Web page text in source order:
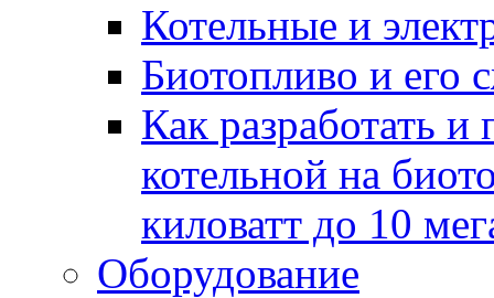
Котельные и
Биотопливо и его
Как разработать
котельной на
киловатт до 10
Оборудование